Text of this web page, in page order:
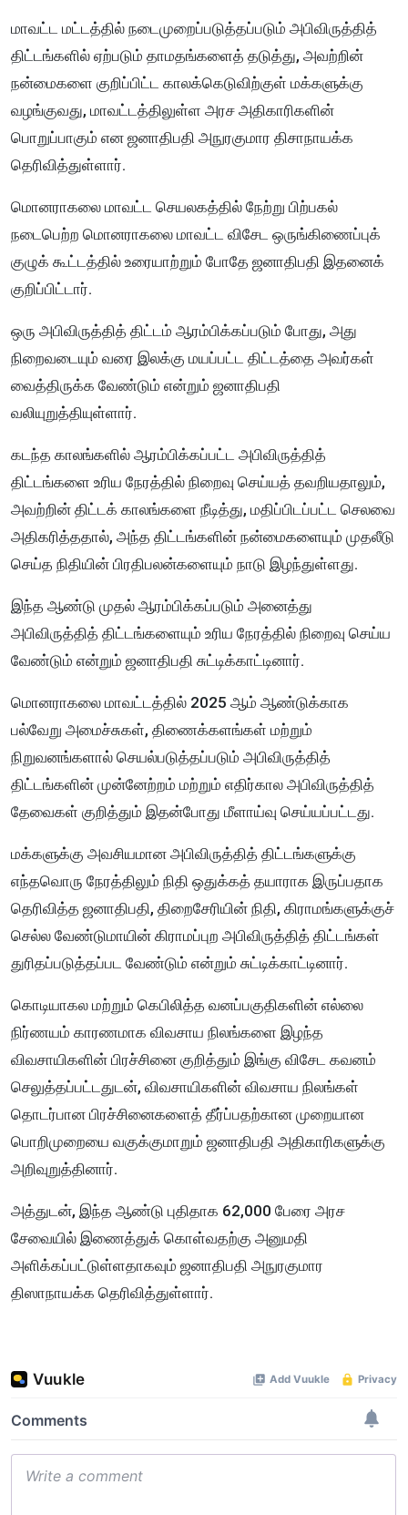
மாவட்ட மட்டத்தில் நடைமுறைப்படுத்தப்படும் அபிவிருத்தித்
திட்டங்களில் ஏற்படும் தாமதங்களைத் தடுத்து, அவற்றின்
நன்மைகளை குறிப்பிட்ட காலக்கெடுவிற்குள் மக்களுக்கு
வழங்குவது, மாவட்டத்திலுள்ள அரச அதிகாரிகளின்
பொறுப்பாகும் என ஜனாதிபதி அநுரகுமார திசாநாயக்க
தெரிவித்துள்ளார்.
மொனராகலை மாவட்ட செயலகத்தில் நேற்று பிற்பகல்
நடைபெற்ற மொனராகலை மாவட்ட விசேட ஒருங்கிணைப்புக்
குழுக் கூட்டத்தில் உரையாற்றும் போதே ஜனாதிபதி இதனைக்
குறிப்பிட்டார்.
ஒரு அபிவிருத்தித் திட்டம் ஆரம்பிக்கப்படும் போது, ​​அது
நிறைவடையும் வரை இலக்கு மயப்பட்ட திட்டத்தை அவர்கள்
வைத்திருக்க வேண்டும் என்றும் ஜனாதிபதி
வலியுறுத்தியுள்ளார்.
கடந்த காலங்களில் ஆரம்பிக்கப்பட்ட அபிவிருத்தித்
திட்டங்களை உரிய நேரத்தில் நிறைவு செய்யத் தவறியதாலும்,
அவற்றின் திட்டக் காலங்களை நீடித்து, மதிப்பிடப்பட்ட செலவை
அதிகரித்ததால், அந்த திட்டங்களின் நன்மைகளையும் முதலீடு
செய்த நிதியின் பிரதிபலன்களையும் நாடு இழந்துள்ளது.
இந்த ஆண்டு முதல் ஆரம்பிக்கப்படும் அனைத்து
அபிவிருத்தித் திட்டங்களையும் உரிய நேரத்தில் நிறைவு செய்ய
வேண்டும் என்றும் ஜனாதிபதி சுட்டிக்காட்டினார்.
மொனராகலை மாவட்டத்தில் 2025 ஆம் ஆண்டுக்காக
பல்வேறு அமைச்சுகள், திணைக்களங்கள் மற்றும்
நிறுவனங்களால் செயல்படுத்தப்படும் அபிவிருத்தித்
திட்டங்களின் முன்னேற்றம் மற்றும் எதிர்கால அபிவிருத்தித்
தேவைகள் குறித்தும் இதன்போது மீளாய்வு செய்யப்பட்டது.
மக்களுக்கு அவசியமான அபிவிருத்தித் திட்டங்களுக்கு
எந்தவொரு நேரத்திலும் நிதி ஒதுக்கத் தயாராக இருப்பதாக
தெரிவித்த ஜனாதிபதி, திறைசேரியின் நிதி, கிராமங்களுக்குச்
செல்ல வேண்டுமாயின் கிராமப்புற அபிவிருத்தித் திட்டங்கள்
துரிதப்படுத்தப்பட வேண்டும் என்றும் சுட்டிக்காட்டினார்.
கொடியாகல மற்றும் கெபிலித்த வனப்பகுதிகளின் எல்லை
நிர்ணயம் காரணமாக விவசாய நிலங்களை இழந்த
விவசாயிகளின் பிரச்சினை குறித்தும் இங்கு விசேட கவனம்
செலுத்தப்பட்டதுடன், விவசாயிகளின் விவசாய நிலங்கள்
தொடர்பான பிரச்சினைகளைத் தீர்ப்பதற்கான முறையான
பொறிமுறையை வகுக்குமாறும் ஜனாதிபதி அதிகாரிகளுக்கு
அறிவுறுத்தினார்.
அத்துடன், இந்த ஆண்டு புதிதாக 62,000 பேரை அரச
சேவையில் இணைத்துக் கொள்வதற்கு அனுமதி
அளிக்கப்பட்டுள்ளதாகவும் ஜனாதிபதி அநுரகுமார
திஸாநாயக்க தெரிவித்துள்ளார்.